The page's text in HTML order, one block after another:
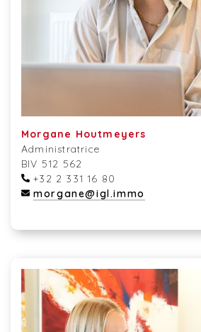
Morgane Houtmeyers
Administratrice
BIV 512 562
+32 2 331 16 80
morgane@igl.immo